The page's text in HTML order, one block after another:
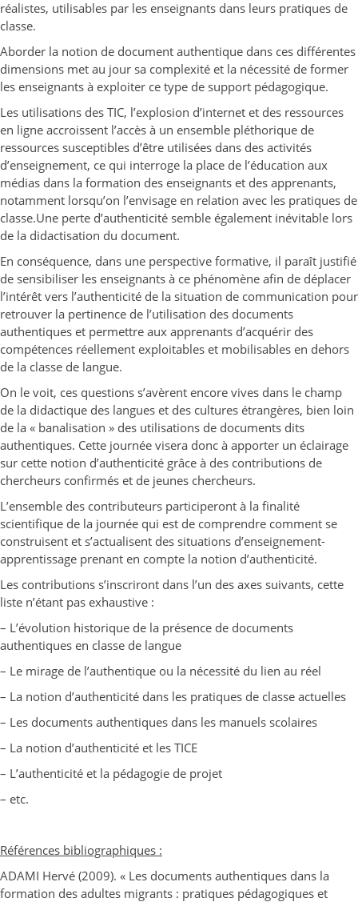
réalistes, utilisables par les enseignants dans leurs pratiques de
classe.
Aborder la notion de document authentique dans ces différentes
dimensions met au jour sa complexité et la nécessité de former
les enseignants à exploiter ce type de support pédagogique.
Les utilisations des TIC, l’explosion d’internet et des ressources
en ligne accroissent l’accès à un ensemble pléthorique de
ressources susceptibles d’être utilisées dans des activités
d’enseignement, ce qui interroge la place de l’éducation aux
médias dans la formation des enseignants et des apprenants,
notamment lorsqu’on l’envisage en relation avec les pratiques de
classe.Une perte d’authenticité semble également inévitable lors
de la didactisation du document.
En conséquence, dans une perspective formative, il paraît justifié
de sensibiliser les enseignants à ce phénomène afin de déplacer
l’intérêt vers l’authenticité de la situation de communication pour
retrouver la pertinence de l’utilisation des documents
authentiques et permettre aux apprenants d’acquérir des
compétences réellement exploitables et mobilisables en dehors
de la classe de langue.
On le voit, ces questions s’avèrent encore vives dans le champ
de la didactique des langues et des cultures étrangères, bien loin
de la « banalisation » des utilisations de documents dits
authentiques. Cette journée visera donc à apporter un éclairage
sur cette notion d’authenticité grâce à des contributions de
chercheurs confirmés et de jeunes chercheurs.
L’ensemble des contributeurs participeront à la finalité
scientifique de la journée qui est de comprendre comment se
construisent et s’actualisent des situations d’enseignement-
apprentissage prenant en compte la notion d’authenticité.
Les contributions s’inscriront dans l’un des axes suivants, cette
liste n’étant pas exhaustive :
– L’évolution historique de la présence de documents
authentiques en classe de langue
– Le mirage de l’authentique ou la nécessité du lien au réel
– La notion d’authenticité dans les pratiques de classe actuelles
– Les documents authentiques dans les manuels scolaires
– La notion d’authenticité et les TICE
– L’authenticité et la pédagogie de projet
– etc.
Références bibliographiques :
ADAMI Hervé (2009). « Les documents authentiques dans la
formation des adultes migrants : pratiques pédagogiques et